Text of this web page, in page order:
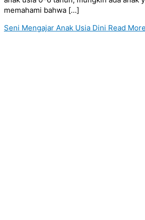
memahami bahwa […]
Seni Mengajar Anak Usia Dini Read